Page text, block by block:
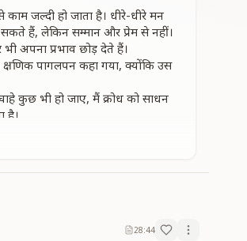
जल्दी हो जाता है। धीरे-धीरे मन
हैं, लेकिन सम्मान और प्रेम से नहीं।
अपना प्रभाव छोड़ देते हैं।
क्षणिक पागलपन कहा गया, क्योंकि उस
कुछ भी हो जाए, मैं क्रोध को साधन
है।
करता। साथ ही घर के वातावरण में भी
28:44